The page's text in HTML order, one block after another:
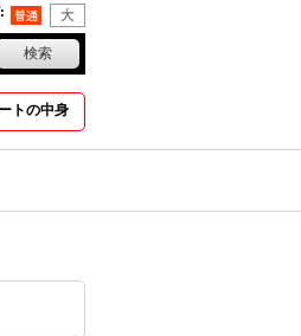
:
トの中身